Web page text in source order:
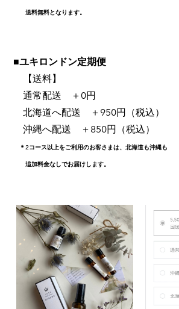
送料無料となります。
■ユキロンドン定期便
【送料】
通常配送 ＋0円
北海道へ配送 ＋950円（税込）
沖縄へ配送 ＋850円（税込）
＊2コース以上をご利用のお客さまは、北海道も沖縄も
​ 追加料金なしでお届けします。